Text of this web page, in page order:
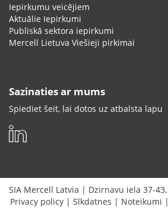
Iepirkumu veicējiem
Aktuālie Iepirkumi
Publiskā sektora iepirkumi
Mercell Lietuva Viešieji pirkimai
Sazinaties ar mums
Spiediet šeit, lai dotos uz atbalsta lapu
SIA Mercell Latvia | Dzirnavu iela 37-43,
Privacy policy | Sīkdatnes | Noteikumi |